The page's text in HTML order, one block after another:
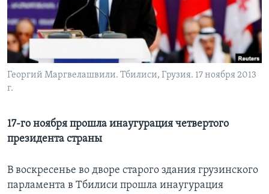
Learning English
СОЦИАЛЬНЫЕ СЕТИ
Георгий Маргвелашвили. Тбилиси, Грузия. 17 ноября 2013
г.
17-го ноября прошла инаугурация четвертого
президента страны
В воскресенье во дворе старого здания грузинского
парламента в Тбилиси прошла инаугурация